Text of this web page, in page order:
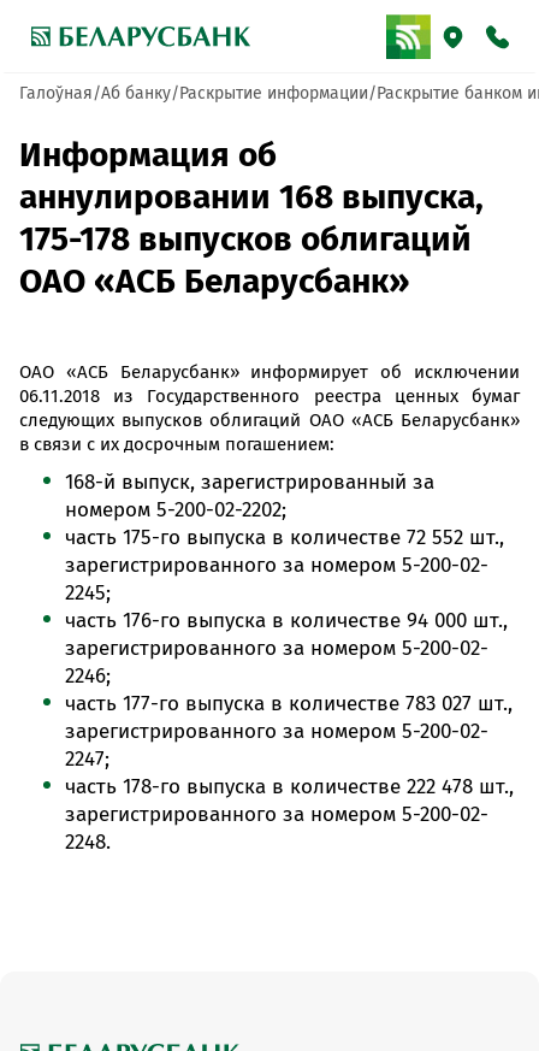
Галоўная Аб банку Раскрытие информации Раскрытие банком
Информация об
аннулировании 168 выпуска,
175-178 выпусков облигаций
ОАО «АСБ Беларусбанк»
ОАО «АСБ Беларусбанк» информирует об исключении
06.11.2018 из Государственного реестра ценных бумаг
следующих выпусков облигаций ОАО «АСБ Беларусбанк»
в связи с их досрочным погашением:
168-й выпуск, зарегистрированный за
номером 5-200-02-2202;
часть 175-го выпуска в количестве 72 552 шт.,
зарегистрированного за номером 5-200-02-
2245;
часть 176-го выпуска в количестве 94 000 шт.,
зарегистрированного за номером 5-200-02-
2246;
часть 177-го выпуска в количестве 783 027 шт.,
зарегистрированного за номером 5-200-02-
2247;
часть 178-го выпуска в количестве 222 478 шт.,
зарегистрированного за номером 5-200-02-
2248.